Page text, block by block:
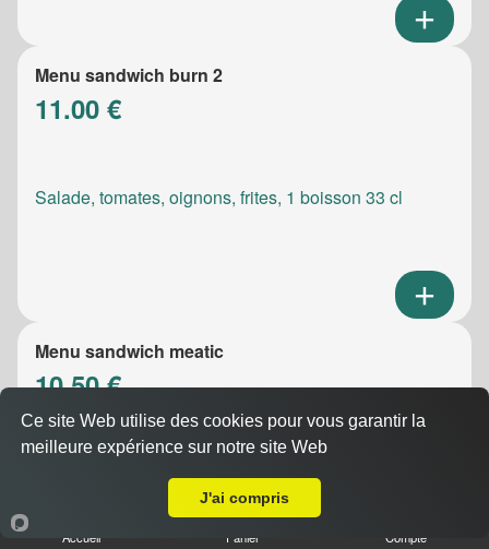
Menu sandwich burn 2
11.00 €
Salade, tomates, oignons, frites, 1 boisson 33 cl
Menu sandwich meatic
10.50 €
Salade, tomates, oignons, frites, 1 boisson 33 cl
Accueil Panier Compte
Ce site Web utilise des cookies pour vous garantir la
meilleure expérience sur notre site Web
J'ai compris